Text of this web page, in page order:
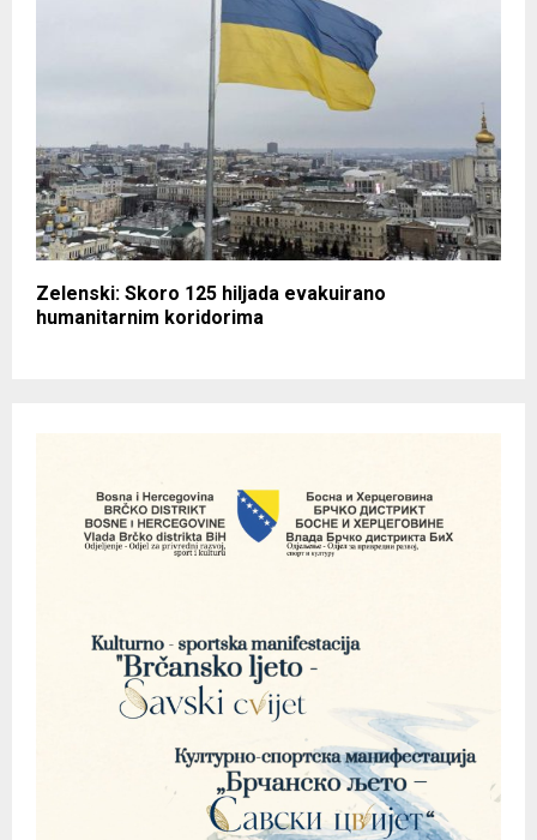
Zelenski: Skoro 125 hiljada evakuirano
humanitarnim koridorima